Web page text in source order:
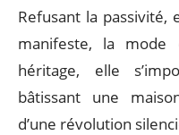
Refusant la
manifeste, la mode
héritage, elle
bâtissant une
d’une révolution